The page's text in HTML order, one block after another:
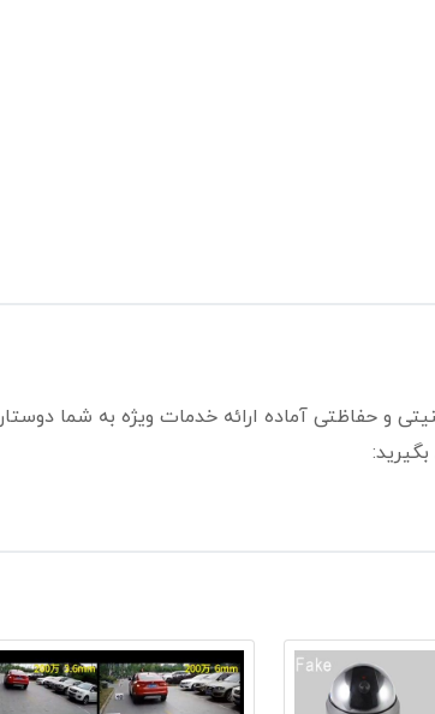
و حفاظتی آماده ارائه خدمات ویژه به شما